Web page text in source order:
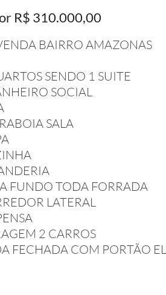
R$ 310.000,00
BAIRRO AMAZONAS
SENDO 1 SUITE
SOCIAL
SALA
FUNDO TODA FORRADA
LATERAL
2 CARROS
FECHADA COM PORTÃO